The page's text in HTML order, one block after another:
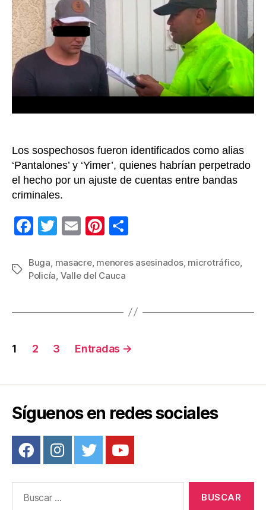
a
una
en
en
Los sospechosos fueron identificados como alias
‘Pantalones’ y ‘Yimer’, quienes habrían perpetrado
el hecho por un ajuste de cuentas entre bandas
criminales.
F
c
e
o
k
T
tt
er
E
ail
Pi
er
e
m
ar
tir
Etiquetas
Buga masacre, menores asesinados, microtráfico
Policía Valle del Cauca
Navegación
entradas
1 2 3 Entradas →
Síguenos en redes sociales